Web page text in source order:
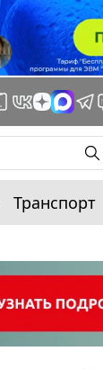
Транспорт